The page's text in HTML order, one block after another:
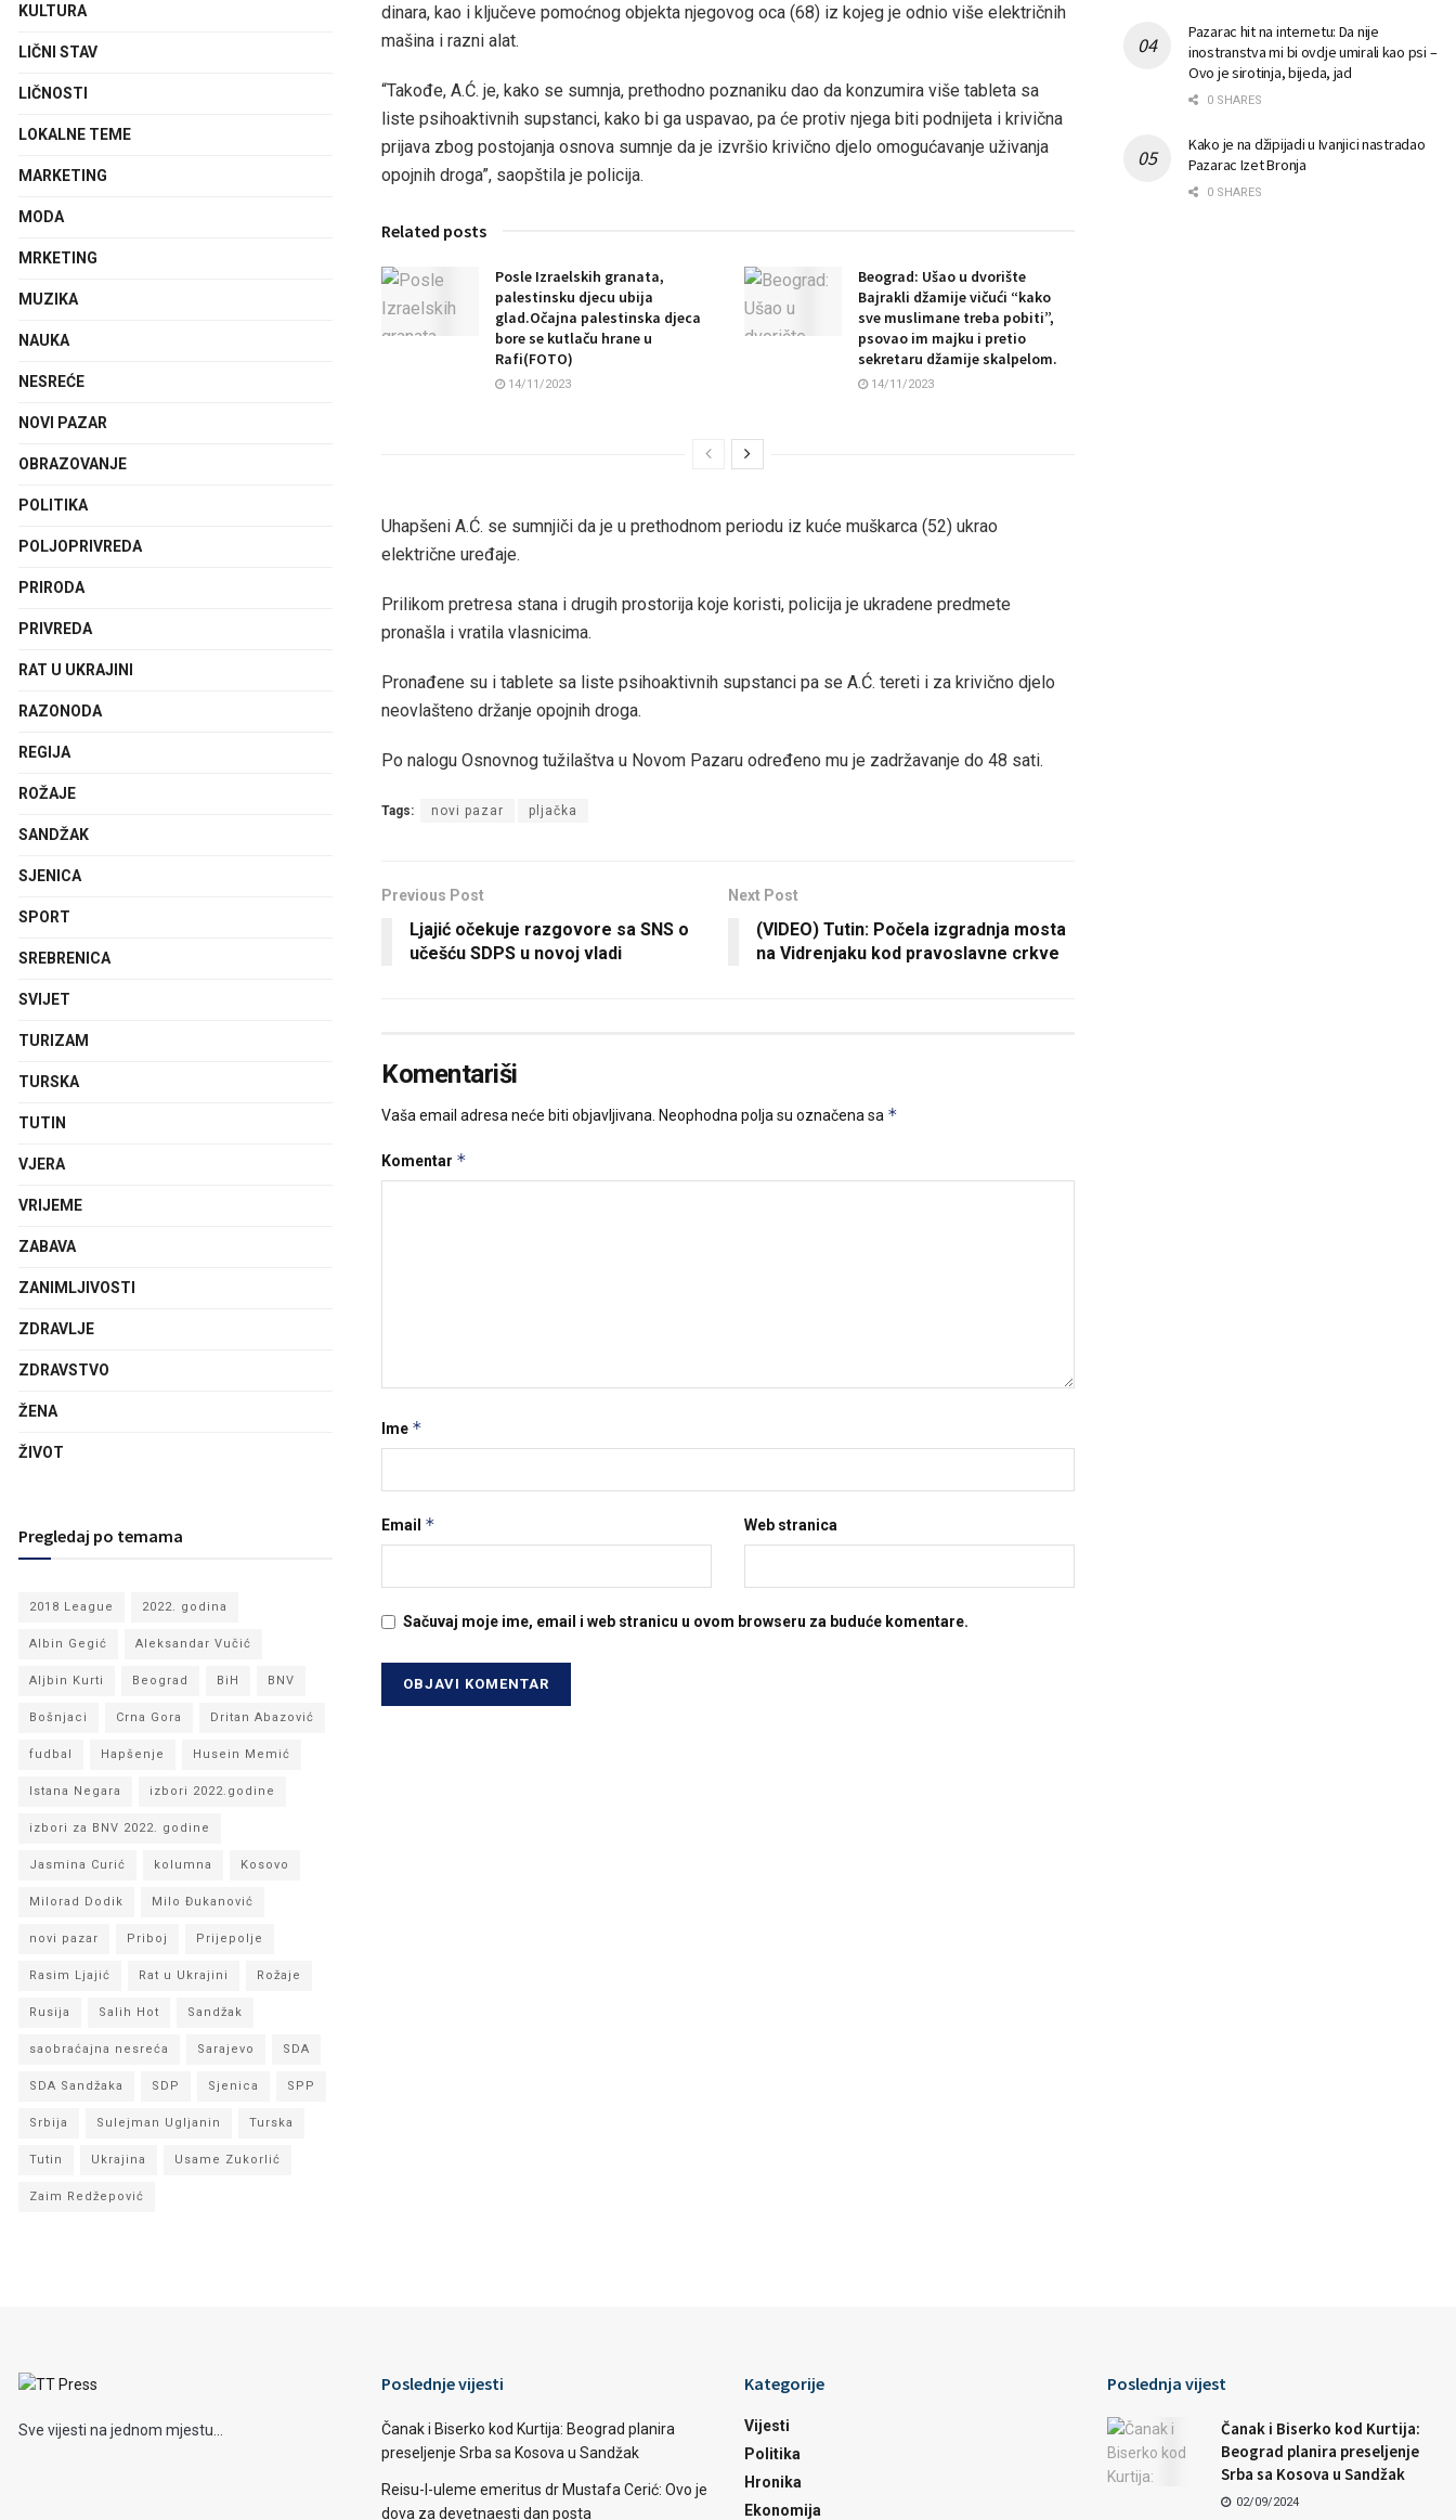
dinara, kao i ključeve pomoćnog objekta njegovog oca (68) iz kojeg je odnio više električnih
mašina i razni alat.
“Takođe, A.Ć. je, kako se sumnja, prethodno poznaniku dao da konzumira više tableta sa
liste psihoaktivnih supstanci, kako bi ga uspavao, pa će protiv njega biti podnijeta i krivična
prijava zbog postojanja osnova sumnje da je izvršio krivično djelo omogućavanje uživanja
opojnih droga”, saopštila je policija.
Related posts
Posle Izraelskih granata,
palestinsku djecu ubija
glad.Očajna palestinska djeca
bore se kutlaču hrane u
Rafi(FOTO)
14/11/2023
Beograd: Ušao u dvorište
Bajrakli džamije vičući “kako
sve muslimane treba pobiti”,
psovao im majku i pretio
sekretaru džamije skalpelom.
14/11/2023
Uhapšeni A.Ć. se sumnjiči da je u prethodnom periodu iz kuće muškarca (52) ukrao
električne uređaje.
Prilikom pretresa stana i drugih prostorija koje koristi, policija je ukradene predmete
pronašla i vratila vlasnicima.
Pronađene su i tablete sa liste psihoaktivnih supstanci pa se A.Ć. tereti i za krivično djelo
neovlašteno držanje opojnih droga.
Po nalogu Osnovnog tužilaštva u Novom Pazaru određeno mu je zadržavanje do 48 sati.
Tags: novi pazar pljačka
Previous Post
Ljajić očekuje razgovore sa SNS o
učešću SDPS u novoj vladi
Next Post
(VIDEO) Tutin: Počela izgradnja mosta
na Vidrenjaku kod pravoslavne crkve
Komentariši
Vaša email adresa neće biti objavljivana. Neophodna polja su označena sa *
Komentar *
Ime *
Email * Web stranica
Sačuvaj moje ime, email i web stranicu u ovom browseru za buduće komentare.
KULTURA
LIČNI STAV
LIČNOSTI
LOKALNE TEME
MARKETING
MODA
MRKETING
MUZIKA
NAUKA
NESREĆE
NOVI PAZAR
OBRAZOVANJE
POLITIKA
POLJOPRIVREDA
PRIRODA
PRIVREDA
RAT U UKRAJINI
RAZONODA
REGIJA
ROŽAJE
SANDŽAK
SJENICA
SPORT
SREBRENICA
SVIJET
TURIZAM
TURSKA
TUTIN
VJERA
VRIJEME
ZABAVA
ZANIMLJIVOSTI
ZDRAVLJE
ZDRAVSTVO
ŽENA
ŽIVOT
Pregledaj po temama
2018 League 2022. godina
Albin Gegić Aleksandar Vučić
Aljbin Kurti Beograd BiH BNV
Bošnjaci Crna Gora Dritan Abazović
fudbal Hapšenje Husein Memić
Istana Negara izbori 2022.godine
izbori za BNV 2022. godine
Jasmina Curić kolumna Kosovo
Milorad Dodik Milo Đukanović
novi pazar Priboj Prijepolje
Rasim Ljajić Rat u Ukrajini Rožaje
Rusija Salih Hot Sandžak
saobraćajna nesreća Sarajevo SDA
SDA Sandžaka SDP Sjenica SPP
Srbija Sulejman Ugljanin Turska
Tutin Ukrajina Usame Zukorlić
Zaim Redžepović
Pazarac hit na internetu: Da nije
inostranstva mi bi ovdje umirali kao psi –
Ovo je sirotinja, bijeda, jad
0 SHARES
Kako je na džipijadi u Ivanjici nastradao
Pazarac Izet Bronja
0 SHARES
Sve vijesti na jednom mjestu...
Poslednje vijesti
Čanak i Biserko kod Kurtija: Beograd planira
preseljenje Srba sa Kosova u Sandžak
Reisu-l-uleme emeritus dr Mustafa Cerić: Ovo je
dova za devetnaesti dan posta
Kategorije
Vijesti
Politika
Hronika
Ekonomija
Poslednja vijest
Čanak i Biserko kod Kurtija:
Beograd planira preseljenje
Srba sa Kosova u Sandžak
02/09/2024